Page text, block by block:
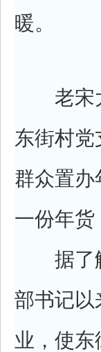
暖。
老宋大
东街村
群众置办
一份年
据了解
部书记以
业，使